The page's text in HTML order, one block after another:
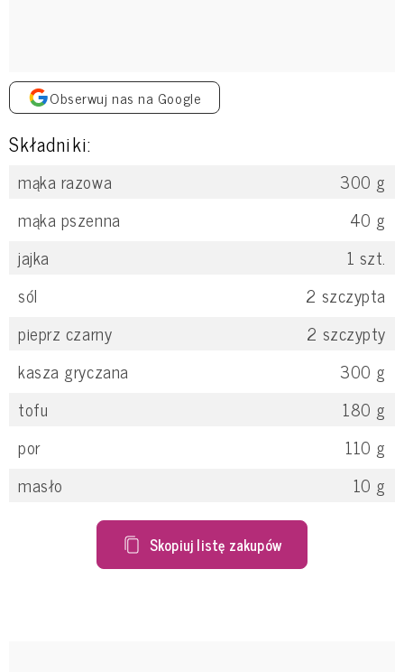
Obserwuj nas na Google
Składniki:
mąka razowa 300 g
mąka pszenna
40 g
jajka
1 szt.
sól
2 szczypta
pieprz czarny
2 szczypty
kasza gryczana
300 g
tofu
180 g
por
110 g
masło
10 g
Skopiuj listę zakupów